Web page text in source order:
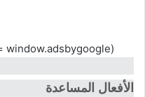
(adsbygoogle = window.adsbygoogle || []).push({});
الأفعال المساعدة